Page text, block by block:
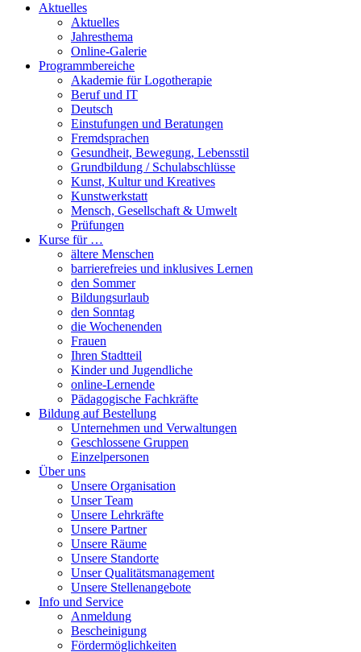
Aktuelles
Aktuelles
Jahresthema
Online-Galerie
Programmbereiche
Akademie für Logotherapie
Beruf und IT
Deutsch
Einstufungen und Beratungen
Fremdsprachen
Gesundheit, Bewegung, Lebensstil
Grundbildung / Schulabschlüsse
Kunst, Kultur und Kreatives
Kunstwerkstatt
Mensch, Gesellschaft & Umwelt
Prüfungen
Kurse für …
ältere Menschen
barrierefreies und inklusives Lernen
den Sommer
Bildungsurlaub
den Sonntag
die Wochenenden
Frauen
Ihren Stadtteil
Kinder und Jugendliche
online-Lernende
Pädagogische Fachkräfte
Bildung auf Bestellung
Unternehmen und Verwaltungen
Geschlossene Gruppen
Einzelpersonen
Über uns
Unsere Organisation
Unser Team
Unsere Lehrkräfte
Unsere Partner
Unsere Räume
Unsere Standorte
Unser Qualitätsmanagement
Unsere Stellenangebote
Info und Service
Anmeldung
Bescheinigung
Fördermöglichkeiten